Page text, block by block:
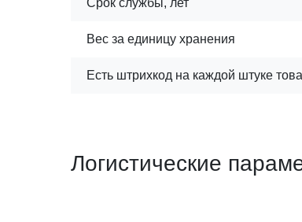
Вес за единицу хранения
Есть штрихкод на каждой штуке
Логистические